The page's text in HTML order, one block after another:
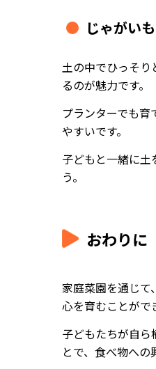
じゃがいも
土の中でひっそり
るのが魅力です。
プランターでも
やすいです。
子どもと一緒に土
う。
おわりに
家庭菜園を通じて
心を育むことがで
子どもたちが自
とで、食べ物への